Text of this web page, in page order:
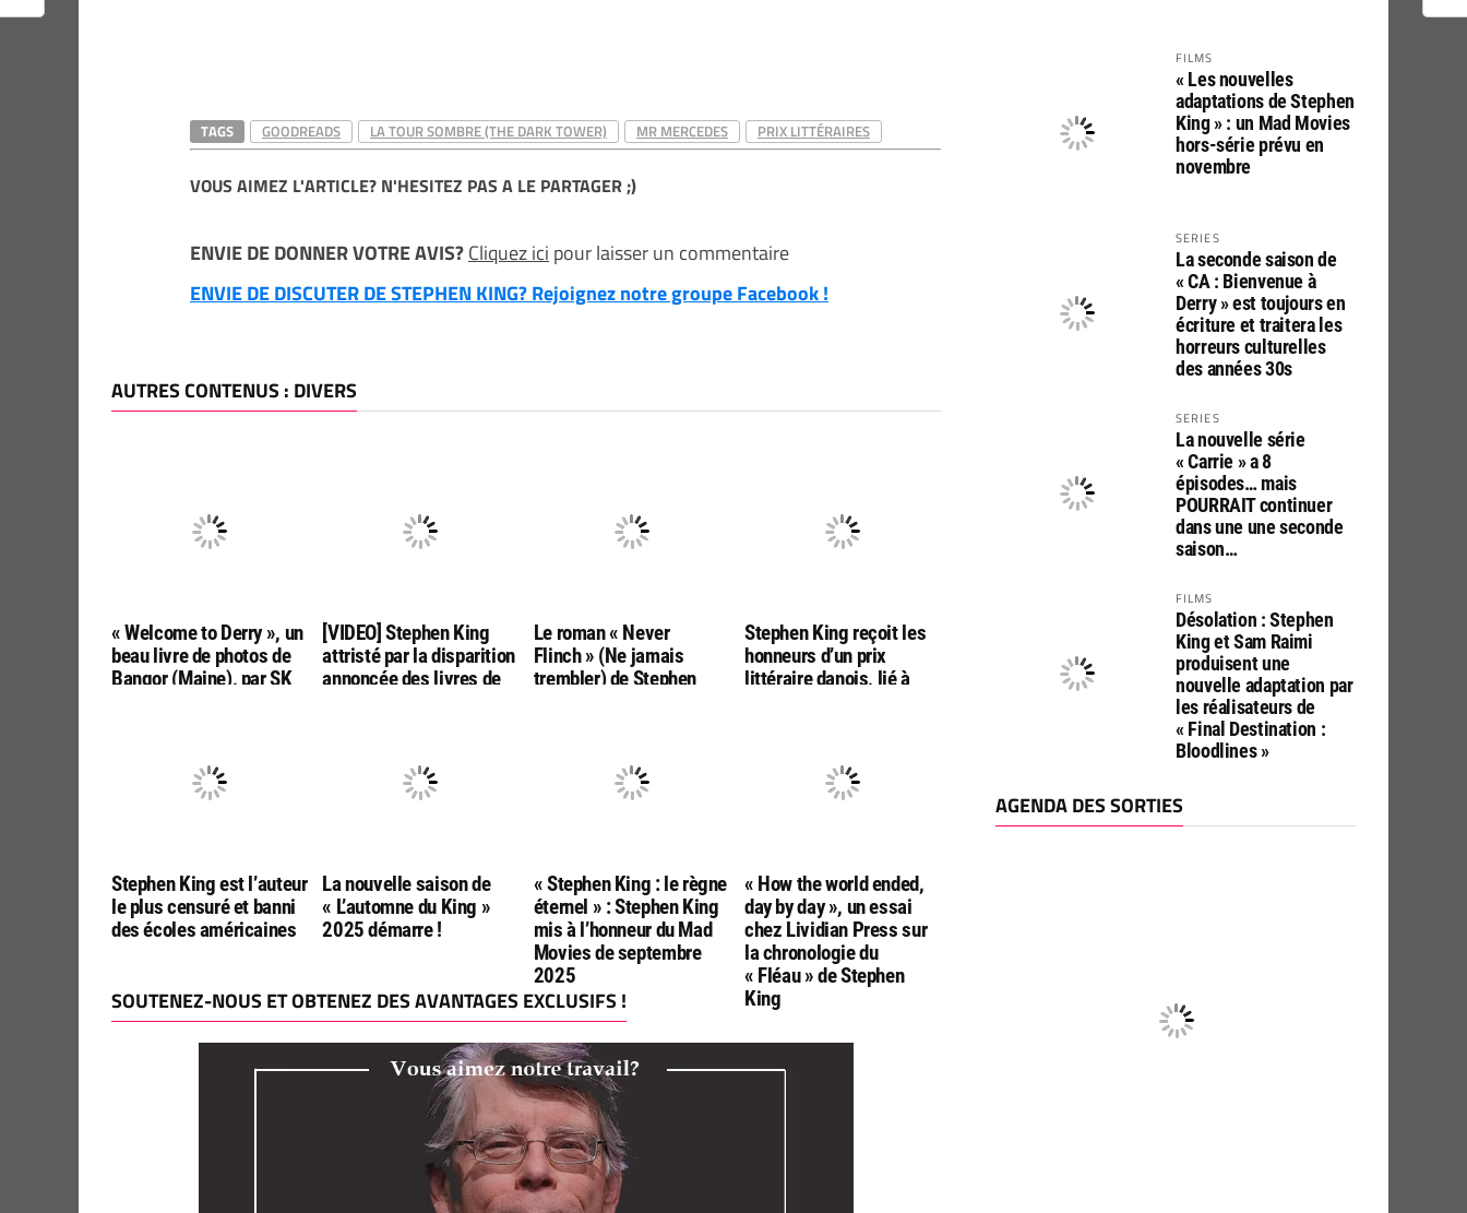
TAGS GOODREADS LA TOUR SOMBRE (THE DARK TOWER) MR MERCEDES PRIX LITTÉRAIRES
VOUS AIMEZ L'ARTICLE? N'HESITEZ PAS A LE PARTAGER ;)
ENVIE DE DONNER VOTRE AVIS?Cliquez ici pour laisser un commentaire
ENVIE DE DISCUTER DE STEPHEN KING? Rejoignez notre groupe Facebook !
AUTRES CONTENUS : DIVERS
« Welcome to Derry », un
beau livre de photos de
Bangor (Maine), par SK
[VIDEO] Stephen King
attristé par la disparition
annoncée des livres de
Le roman « Never
Flinch » (Ne jamais
trembler) de Stephen
Stephen King reçoit les
honneurs d’un prix
littéraire danois, lié à
Stephen King est l’auteur
le plus censuré et banni
des écoles américaines
La nouvelle saison de
« L’automne du King »
2025 démarre !
« Stephen King : le règne
éternel » : Stephen King
mis à l’honneur du Mad
Movies de septembre
2025
« How the world ended,
day by day », un essai
chez Lividian Press sur
la chronologie du
« Fléau » de Stephen
King
SOUTENEZ-NOUS ET OBTENEZ DES AVANTAGES EXCLUSIFS !
FILMS
« Les nouvelles
adaptations de Stephen
King » : un Mad Movies
hors-série prévu en
novembre
SERIES
La seconde saison de
« CA : Bienvenue à
Derry » est toujours en
écriture et traitera les
horreurs culturelles
des années 30s
SERIES
La nouvelle série
« Carrie » a 8
épisodes… mais
POURRAIT continuer
dans une une seconde
saison…
FILMS
Désolation : Stephen
King et Sam Raimi
produisent une
nouvelle adaptation par
les réalisateurs de
« Final Destination :
Bloodlines »
AGENDA DES SORTIES